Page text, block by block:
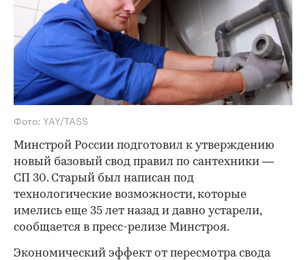
Фото: YAY/TASS
Минстрой России подготовил к утверждению
новый базовый свод правил по сантехники —
СП 30. Старый был написан под
технологические возможности, которые
имелись еще 35 лет назад и давно устарели,
сообщается в пресс-релизе Минстроя.
Экономический эффект от пересмотра свода